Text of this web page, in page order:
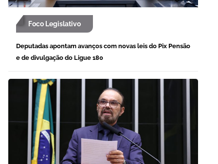
Foco Legislativo
Deputadas apontam avanços com novas leis do Pix Pensão
e de divulgação do Ligue 180